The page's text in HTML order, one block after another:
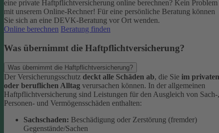
eine private Haftpflichtversicherung online berechnen? Kein Problem
mit unserem Online-Rechner! Für eine persönliche Beratung können
Sie sich an eine DEVK-Beratung vor Ort wenden.
Online berechnen Beratung finden
Was übernimmt die Haftpflichtversicherung?
Was übernimmt die Haftpflichtversicherung?
Der Versicherungsschutz deckt alle Schäden ab, die Sie im privaten
oder beruflichen Alltag verursachen können. In der allgemeinen
Haftpflichtversicherung sind Leistungen für den Ausgleich von Sach-,
Personen- und Vermögensschäden enthalten:
Sachschaden: Beschädigung oder Zerstörung (fremder)
Gegenstände/Sachen